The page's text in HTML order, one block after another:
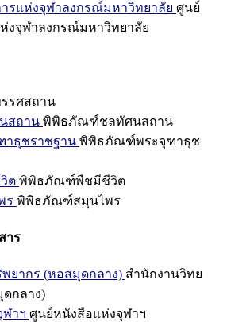
รแห่งจุฬาลงกรณ์มหาวิทยาลัย ศูนย์
งจุฬาลงกรณ์มหาวิทยาลัย
รศสถาน
สถาน พิพิธภัณฑ์ชลทัศนสถาน
ธุชราชฐาน พิพิธภัณฑ์พระจุฑาธุช
ต พิพิธภัณฑ์พืชมีชีวิต
ร พิพิธภัณฑ์สมุนไพร
าร
ยากร (หอสมุดกลาง) สำนักงานวิทย
กลาง)
าฯ ศูนย์หนังสือแห่งจุฬาฯ